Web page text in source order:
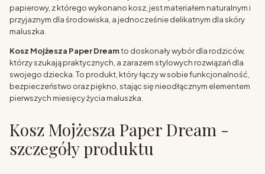
papierowy, z którego wykonano kosz, jest materiałem naturalnym i
przyjaznym dla środowiska, a jednocześnie delikatnym dla skóry
maluszka.
Kosz Mojżesza Paper Dreamto doskonały wybór dla rodziców,
którzy szukają praktycznych, a zarazem stylowych rozwiązań dla
swojego dziecka. To produkt, który łączy w sobie funkcjonalność,
bezpieczeństwo oraz piękno, stając się nieodłącznym elementem
pierwszych miesięcy życia maluszka.
Kosz Mojżesza Paper Dream -
szczegóły produktu